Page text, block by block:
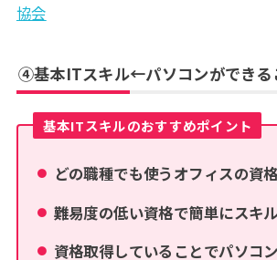
協会
④基本ITスキル←パソコンができる
基本ITスキルのおすすめポイント
どの職種でも使うオフィスの資
難易度の低い資格で簡単にスキ
資格取得していることでパソコ